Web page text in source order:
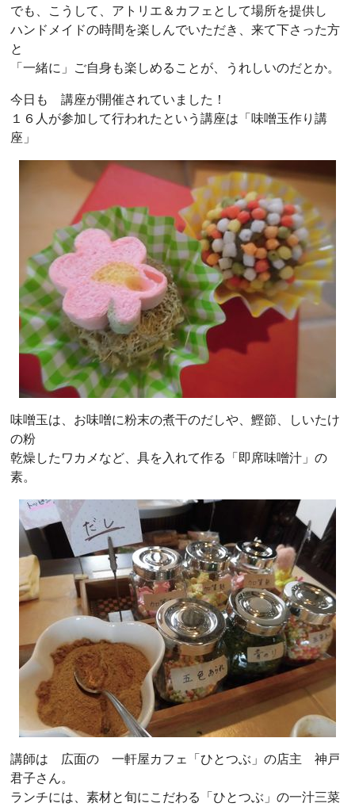
でも、こうして、アトリエ＆カフェとして場所を提供し
ハンドメイドの時間を楽しんでいただき、来て下さった方
と
「一緒に」ご自身も楽しめることが、うれしいのだとか。
今日も 講座が開催されていました！
１６人が参加して行われたという講座は「味噌玉作り講
座」
味噌玉は、お味噌に粉末の煮干のだしや、鰹節、しいたけ
の粉
乾燥したワカメなど、具を入れて作る「即席味噌汁」の
素。
講師は 広面の 一軒屋カフェ「ひとつぶ」の店主 神戸
君子さん。
ランチには、素材と旬にこだわる「ひとつぶ」の一汁三菜